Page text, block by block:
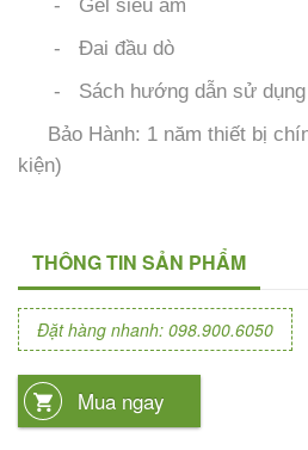
- Gel siêu âm :
- Đai đầu dò :
- Sách hướng dẫn sử
Bảo Hành: 1 năm thiết bị
kiện)
THÔNG TIN SẢN PHẨM
Đặt hàng nhanh: 098.900.6050
Mua ngay